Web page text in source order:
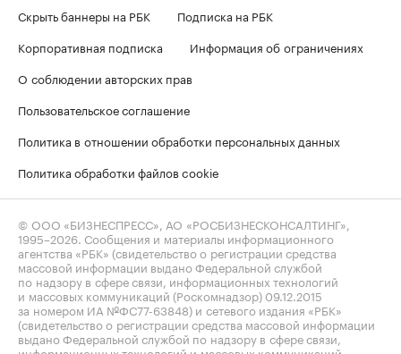
Скрыть баннеры на РБК
Подписка на РБК
Корпоративная подписка
Информация об ограничениях
О соблюдении авторских прав
Пользовательское соглашение
Политика в отношении обработки персональных данных
Политика обработки файлов cookie
© ООО «БИЗНЕСПРЕСС», АО «РОСБИЗНЕСКОНСАЛТИНГ»,
1995–2026 . Сообщения и материалы информационного
агентства «РБК» (свидетельство о регистрации средства
массовой информации выдано Федеральной службой
по надзору в сфере связи, информационных технологий
и массовых коммуникаций (Роскомнадзор) 09.12.2015
за номером ИА №ФС77-63848) и сетевого издания «РБК»
(свидетельство о регистрации средства массовой информации
выдано Федеральной службой по надзору в сфере связи,